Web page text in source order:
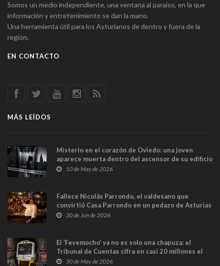
Somos un medio independiente, una ventana al paraíso, en la que
información y entretenimiento se dan la mano.
Una herramienta útil para los Asturianos de dentro y fuera de la
región.
EN CONTACTO
MÁS LEÍDOS
Misterio en el corazón de Oviedo: una joven
aparece muerta dentro del ascensor de su edificio
y las cámaras captan sus últimos minutos
10 de May de 2026
Fallece Nicolás Parrondo, el valdesano que
convirtió Casa Parrondo en un pedazo de Asturias
en Madrid
30 de Jun de 2026
El ‘Fevemocho’ ya no es solo una chapuza: el
Tribunal de Cuentas cifra en casi 20 millones el
sobrecoste de los trenes que no cabían por los
30 de May de 2026